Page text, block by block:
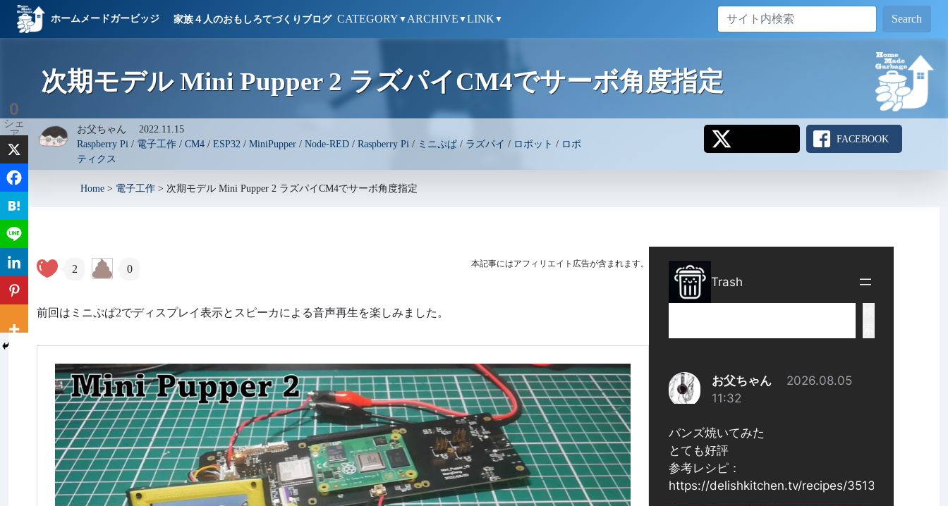
ホームメードガービッジ 家族４人のおもしろてづくりブログ CATEGORY ▼ ARCHIVE ▼LINK ▼ Search
次期モデル Mini Pupper 2 ラズパイCM4でサーボ角度指定
お父ちゃん 2022.11.15
Raspberry Pi / 電子工作/ CM4/ ESP32 / MiniPupper/ Node-RED/ Raspberry Pi / ミニぷぱ/ ラズパイ / ロボット / ロボ
ティクス
FACEBOOK
Home > 電子工作 > 次期モデル Mini Pupper 2 ラズパイCM4でサーボ角度指定
本記事にはアフィリエイト広告が含まれます。
2 0
前回はミニぷぱ2でディスプレイ表示とスピーカによる音声再生を楽しみました。
0
シェ
ア